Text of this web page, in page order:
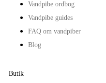
Vandpibe ordbog
Vandpibe guides
FAQ om vandpiber
Blog
Butik